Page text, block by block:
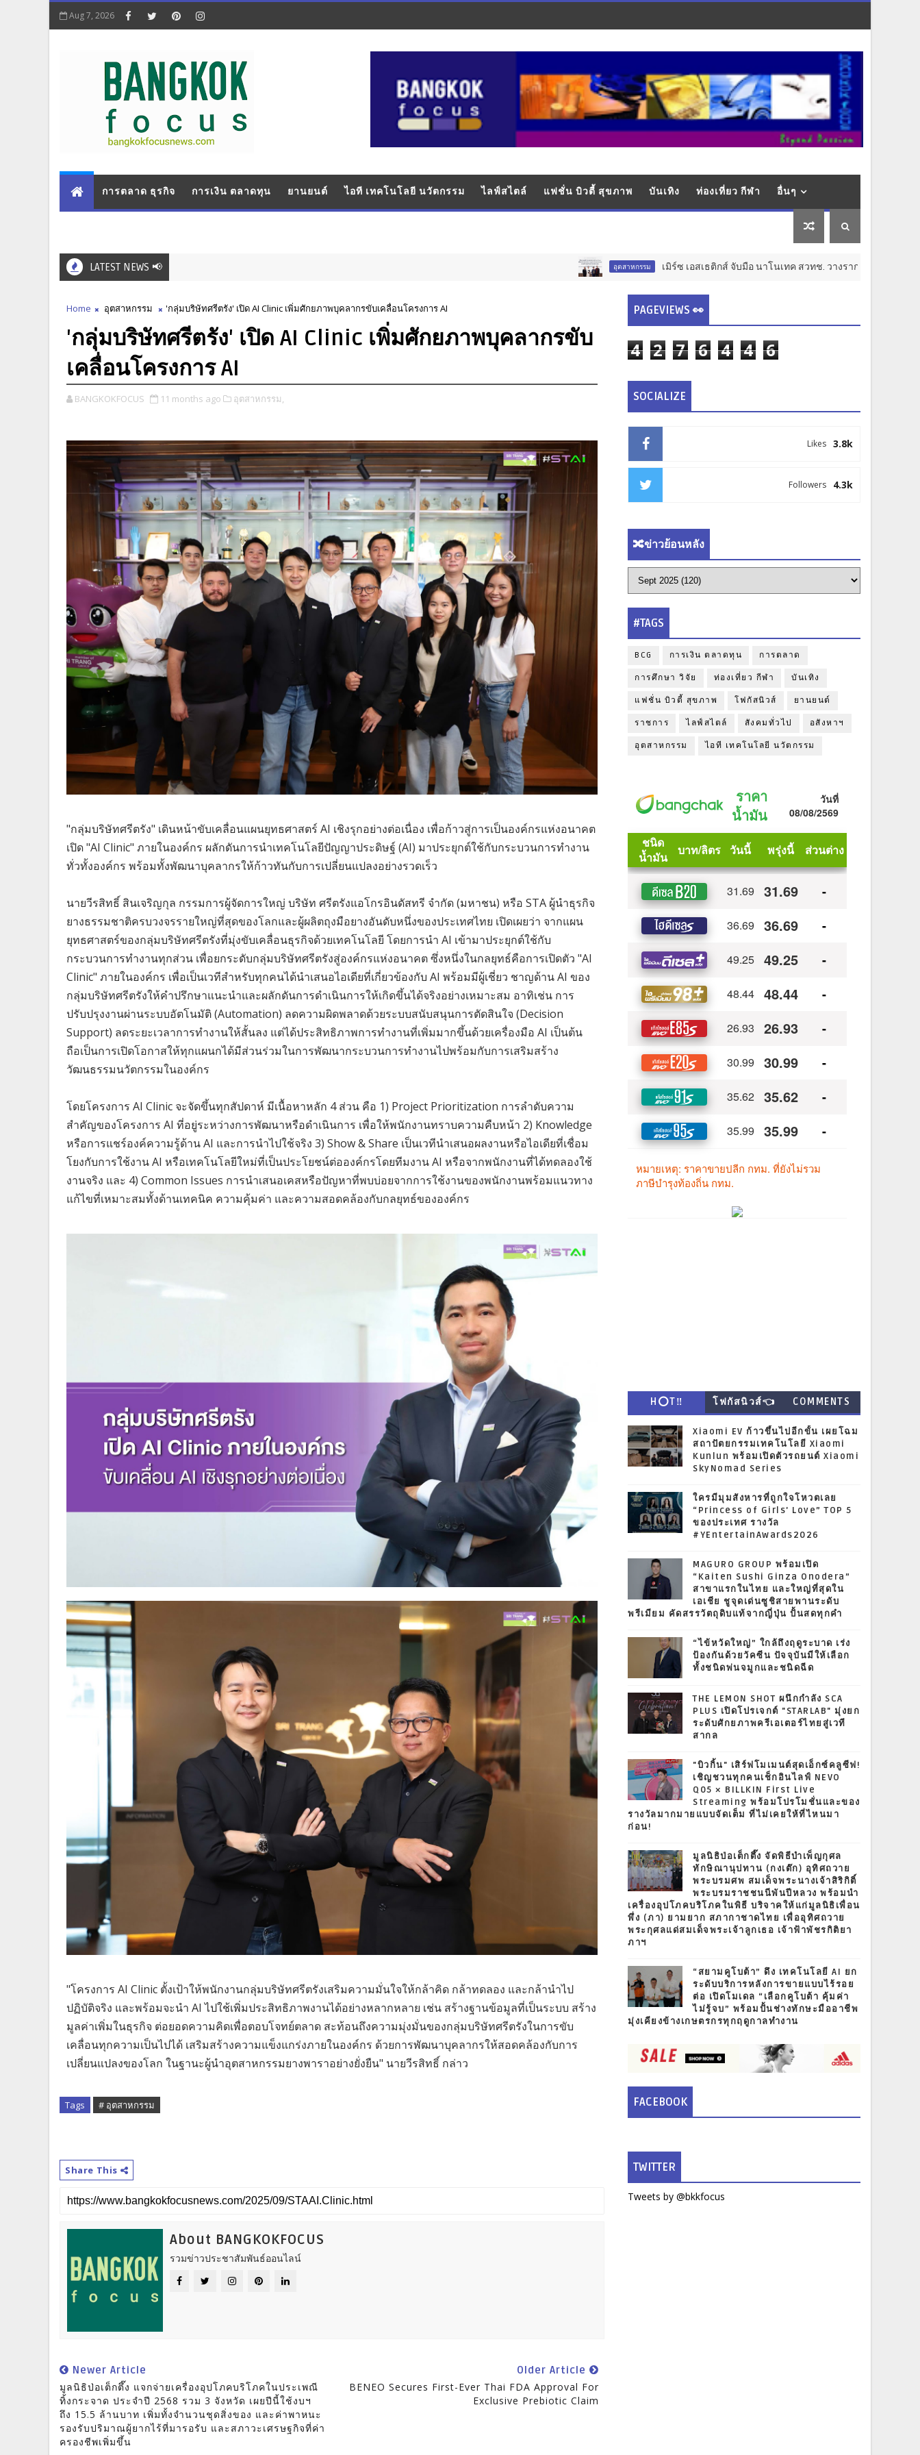
Aug 7, 2026
การตลาด ธุรกิจ การเงิน ตลาดทุน ยานยนต์ ไอที เทคโนโลยี นวัตกรรม ไลฟ์สไตล์ แฟชั่น บิวตี้ สุขภาพ บันเทิง ท่องเที่ยว กีฬา อื่นๆ
LATEST NEWS 📢 อุตสาหกรรม เมิร์ซ เอสเธติกส์ จับมือ นาโนเทค สวทช. วางรากฐาน Aesthetic
Home อุตสาหกรรม 'กลุ่มบริษัทศรีตรัง' เปิด AI Clinic เพิ่มศักยภาพบุคลากรขับเคลื่อนโครงการ AI
'กลุ่มบริษัทศรีตรัง' เปิด AI Clinic เพิ่มศักยภาพบุคลากรขับ
เคลื่อนโครงการ AI
BANGKOKFOCUS 11 months ago อุตสาหกรรม,
"กลุ่มบริษัทศรีตรัง" เดินหน้าขับเคลื่อนแผนยุทธศาสตร์ AI เชิงรุกอย่างต่อเนื่อง เพื่อก้าวสู่การเป็นองค์กรแห่งอนาคต
เปิด "AI Clinic" ภายในองค์กร ผลักดันการนำเทคโนโลยีปัญญาประดิษฐ์ (AI) มาประยุกต์ใช้กับกระบวนการทำงาน
ทั่วทั้งองค์กร พร้อมทั้งพัฒนาบุคลากรให้ก้าวทันกับการเปลี่ยนแปลงอย่างรวดเร็ว
นายวีรสิทธิ์ สินเจริญกุล กรรมการผู้จัดการใหญ่ บริษัท ศรีตรังแอโกรอินดัสทรี จำกัด (มหาชน) หรือ STA ผู้นำธุรกิจ
ยางธรรมชาติครบวงจรรายใหญ่ที่สุดของโลกและผู้ผลิตถุงมือยางอันดับหนึ่งของประเทศไทย เปิดเผยว่า จากแผน
ยุทธศาสตร์ของกลุ่มบริษัทศรีตรังที่มุ่งขับเคลื่อนธุรกิจด้วยเทคโนโลยี โดยการนำ AI เข้ามาประยุกต์ใช้กับ
กระบวนการทำงานทุกส่วน เพื่อยกระดับกลุ่มบริษัทศรีตรังสู่องค์กรแห่งอนาคต ซึ่งหนึ่งในกลยุทธ์คือการเปิดตัว "AI
Clinic" ภายในองค์กร เพื่อเป็นเวทีสำหรับทุกคนได้นำเสนอไอเดียที่เกี่ยวข้องกับ AI พร้อมมีผู้เชี่ยว ชาญด้าน AI ของ
กลุ่มบริษัทศรีตรังให้คำปรึกษาแนะนำและผลักดันการดำเนินการให้เกิดขึ้นได้จริงอย่างเหมาะสม อาทิเช่น การ
ปรับปรุงงานผ่านระบบอัตโนมัติ (Automation) ลดความผิดพลาดด้วยระบบสนับสนุนการตัดสินใจ (Decision
Support) ลดระยะเวลาการทำงานให้สั้นลง แต่ได้ประสิทธิภาพการทำงานที่เพิ่มมากขึ้นด้วยเครื่องมือ AI เป็นต้น
ถือเป็นการเปิดโอกาสให้ทุกแผนกได้มีส่วนร่วมในการพัฒนากระบวนการทำงานไปพร้อมกับการเสริมสร้าง
วัฒนธรรมนวัตกรรมในองค์กร
โดยโครงการ AI Clinic จะจัดขึ้นทุกสัปดาห์ มีเนื้อหาหลัก 4 ส่วน คือ 1) Project Prioritization การลำดับความ
สำคัญของโครงการ AI ที่อยู่ระหว่างการพัฒนาหรือดำเนินการ เพื่อให้พนักงานทราบความคืบหน้า 2) Knowledge
หรือการแชร์องค์ความรู้ด้าน AI และการนำไปใช้จริง 3) Show & Share เป็นเวทีนำเสนอผลงานหรือไอเดียที่เชื่อม
โยงกับการใช้งาน AI หรือเทคโนโลยีใหม่ที่เป็นประโยชน์ต่อองค์กรโดยทีมงาน AI หรือจากพนักงานที่ได้ทดลองใช้
งานจริง และ 4) Common Issues การนำเสนอเคสหรือปัญหาที่พบบ่อยจากการใช้งานของพนักงานพร้อมแนวทาง
แก้ไขที่เหมาะสมทั้งด้านเทคนิค ความคุ้มค่า และความสอดคล้องกับกลยุทธ์ขององค์กร
"โครงการ AI Clinic ตั้งเป้าให้พนักงานกลุ่มบริษัทศรีตรังเสริมความมั่นใจให้กล้าคิด กล้าทดลอง และกล้านำไป
ปฏิบัติจริง และพร้อมจะนำ AI ไปใช้เพิ่มประสิทธิภาพงานได้อย่างหลากหลาย เช่น สร้างฐานข้อมูลที่เป็นระบบ สร้าง
มูลค่าเพิ่มในธุรกิจ ต่อยอดความคิดเพื่อตอบโจทย์ตลาด สะท้อนถึงความมุ่งมั่นของกลุ่มบริษัทศรีตรังในการขับ
เคลื่อนทุกความเป็นไปได้ เสริมสร้างความแข็งแกร่งภายในองค์กร ด้วยการพัฒนาบุคลากรให้สอดคล้องกับการ
เปลี่ยนแปลงของโลก ในฐานะผู้นำอุตสาหกรรมยางพาราอย่างยั่งยืน" นายวีรสิทธิ์ กล่าว
Tags # อุตสาหกรรม
Share This
About BANGKOKFOCUS
รวมข่าวประชาสัมพันธ์ออนไลน์
Newer Article
มูลนิธิป่อเต็กตึ๊ง แจกจ่ายเครื่องอุปโภคบริโภคในประเพณี
ทิ้งกระจาด ประจำปี 2568 รวม 3 จังหวัด เผยปีนี้ใช้งบฯ
ถึง 15.5 ล้านบาท เพิ่มทั้งจำนวนชุดสิ่งของ และค่าพาหนะ
รองรับปริมาณผู้ยากไร้ที่มารอรับ และสภาวะเศรษฐกิจที่ค่า
ครองชีพเพิ่มขึ้น
Older Article
BENEO Secures First-Ever Thai FDA Approval For
Exclusive Prebiotic Claim
PAGEVIEWS 👀
4 2 7 6 4 4 6
SOCIALIZE
3.8k
Likes
4.3k
Followers
🔀ข่าวย้อนหลัง
#TAGS
BCG การเงิน ตลาดทุน การตลาด
การศึกษา วิจัย ท่องเที่ยว กีฬา บันเทิง
แฟชั่น บิวตี้ สุขภาพ โฟกัสนิวส์ ยานยนต์
ราชการ ไลฟ์สไตล์ สังคมทั่วไป อสังหาฯ
อุตสาหกรรม ไอที เทคโนโลยี นวัตกรรม
H⭕T‼ โฟกัสนิวส์👈 COMMENTS
Xiaomi EV ก้าวขึ้นไปอีกขั้น เผยโฉม
สถาปัตยกรรมเทคโนโลยี Xiaomi
Kunlun พร้อมเปิดตัวรถยนต์ Xiaomi
SkyNomad Series
ใครมีมุมสังหารที่ถูกใจโหวตเลย
“Princess of Girls' Love” TOP 5
ของประเทศ รางวัล
#YEntertainAwards2026
MAGURO GROUP พร้อมเปิด
“Kaiten Sushi Ginza Onodera”
สาขาแรกในไทย และใหญ่ที่สุดใน
เอเชีย ชูจุดเด่นซูชิสายพานระดับ
พรีเมียม คัดสรรวัตถุดิบแท้จากญี่ปุ่น ปั้นสดทุกคำ
“ไข้หวัดใหญ่” ใกล้ถึงฤดูระบาด เร่ง
ป้องกันด้วยวัคซีน ปัจจุบันมีให้เลือก
ทั้งชนิดพ่นจมูกและชนิดฉีด
THE LEMON SHOT ผนึกกำลัง SCA
PLUS เปิดโปรเจกต์ "STARLAB" มุ่งยก
ระดับศักยภาพครีเอเตอร์ไทยสู่เวที
สากล
"บิวกิ้น" เสิร์ฟโมเมนต์สุดเอ็กซ์คลูซีฟ!
เชิญชวนทุกคนเช็กอินไลฟ์ NEVO
Q05 × BILLKIN First Live
Streaming พร้อมโปรโมชั่นและของ
รางวัลมากมายแบบจัดเต็ม ที่ไม่เคยให้ที่ไหนมา
ก่อน!
มูลนิธิป่อเต็กตึ๊ง จัดพิธีบำเพ็ญกุศล
ทักษิณานุปทาน (กงเต๊ก) อุทิศถวาย
พระบรมศพ สมเด็จพระนางเจ้าสิริกิติ์
พระบรมราชชนนีพันปีหลวง พร้อมนำ
เครื่องอุปโภคบริโภคในพิธี บริจาคให้แก่มูลนิธิเพื่อน
พึ่ง (ภา) ยามยาก สภากาชาดไทย เพื่ออุทิศถวาย
พระกุศลแด่สมเด็จพระเจ้าลูกเธอ เจ้าฟ้าพัชรกิติยา
ภาฯ
“สยามคูโบต้า” ดึง เทคโนโลยี AI ยก
ระดับบริการหลังการขายแบบไร้รอย
ต่อ เปิดโมเดล “เลือกคูโบต้า คุ้มค่า
ไม่รู้จบ” พร้อมปั้นช่างทักษะมืออาชีพ
มุ่งเคียงข้างเกษตรกรทุกฤดูกาลทำงาน
FACEBOOK
TWITTER
Tweets by @bkkfocus